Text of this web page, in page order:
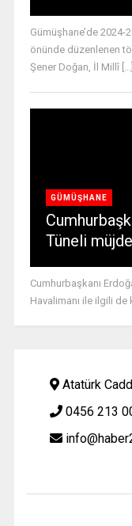
Gümüşhane’de 2024-
önünde düzenlenen
Şener Doğan, İl Millî [...]
GÜMÜŞHANE
Tüneli
Cumhurbaşkanı
Havalimanı ile ilgili de
Atatürk
0456 213